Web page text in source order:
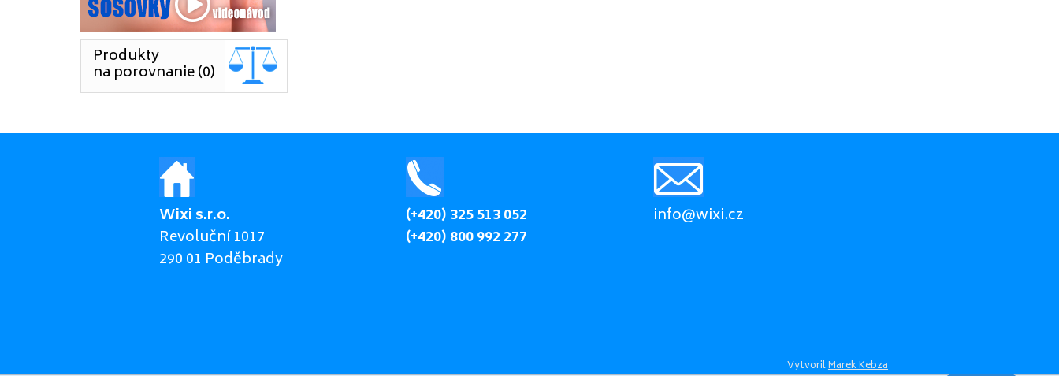
Produkty
na porovnanie (0)
Wixi s.r.o.
Revoluční 1017
290 01 Poděbrady
(+420) 325 513 052
(+420) 800 992 277
info@wixi.cz
VytvorilMarek Kebza